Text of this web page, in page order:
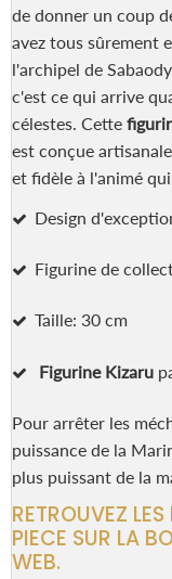
de donner un coup
avez tous sûrement
l'archipel de
c'est ce qui arrive
célestes. Cette
est conçue
et fidèle à l'animé
Design
Figurine de
Taille: 30 cm
Figurine Kizaru
Pour arrêter les
puissance de la
plus puissant de la
RETROUVEZ
PIECE SUR LA
WEB.